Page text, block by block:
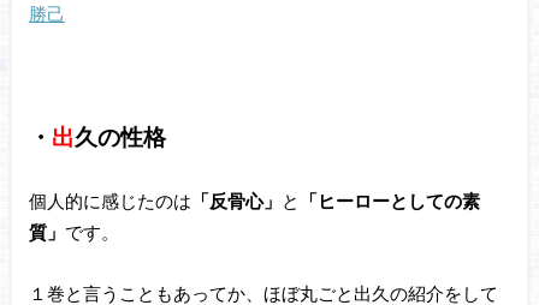
勝己
・ 出久の性格
個人的に感じたのは 「反骨心」 と
「ヒーローとしての素
質」 です。
１巻と言うこともあってか、ほぼ丸ごと出久の紹介をして